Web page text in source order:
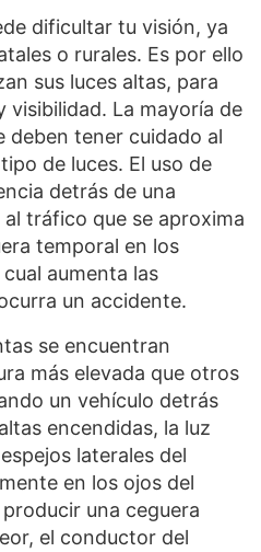
dificultar tu visión, ya
o rurales. Es por ello
sus luces altas, para
visibilidad. La mayoría de
deben tener cuidado al
de luces. El uso de
detrás de una
tráfico que se aproxima
temporal en los
aumenta las
un accidente.
se encuentran
más elevada que otros
un vehículo detrás
encendidas, la luz
laterales del
en los ojos del
una ceguera
el conductor del